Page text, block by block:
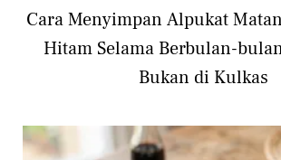
Cara Menyimpan Alpukat
Hitam Selama Berbulan-
Bukan di Kulkas